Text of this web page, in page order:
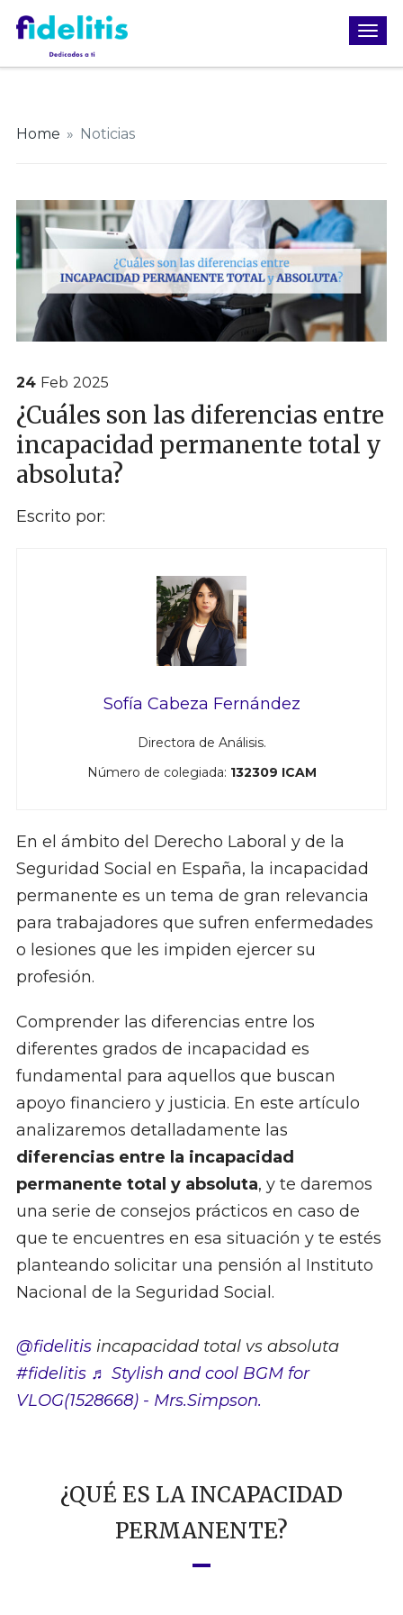
Home » Noticias
24 Feb 2025
¿Cuáles son las diferencias entre
incapacidad permanente total y
absoluta?
Escrito por:
Sofía Cabeza Fernández
Directora de Análisis.
Número de colegiada: 132309 ICAM
En el ámbito del Derecho Laboral y de la
Seguridad Social en España, la incapacidad
permanente es un tema de gran relevancia
para trabajadores que sufren enfermedades
o lesiones que les impiden ejercer su
profesión.
Comprender las diferencias entre los
diferentes grados de incapacidad es
fundamental para aquellos que buscan
apoyo financiero y justicia. En este artículo
analizaremos detalladamente las
diferencias entre la incapacidad
permanente total y absoluta, y te daremos
una serie de consejos prácticos en caso de
que te encuentres en esa situación y te estés
planteando solicitar una pensión al Instituto
Nacional de la Seguridad Social.
@fidelitisincapacidad total vs absoluta
#fidelitis ♬ Stylish and cool BGM for
VLOG(1528668) - Mrs.Simpson.
¿QUÉ ES LA INCAPACIDAD
PERMANENTE?